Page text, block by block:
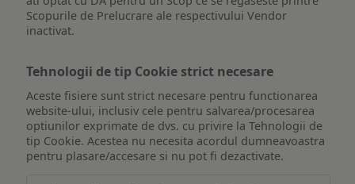
Scopurile de Prelucrare ale respectivului Vendor
inactivat.
Tehnologii de tip Cookie strict necesare
Aceste fisiere sunt strict necesare pentru functionarea
website-ului, inclusiv cele pentru salvarea/procesarea
optiunilor exprimate de dvs. cu privire la Tehnologii de
tip Cookie. Acestea nu necesita acordul dumneavoastra
pentru plasare/accesare si nu pot fi dezactivate.